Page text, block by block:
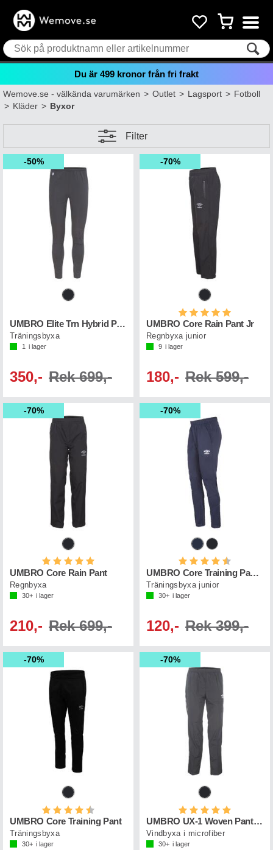
Du är 499 kronor från fri frakt
Wemove.se - välkända varumärken>Outlet>Lagsport>Fotboll
>Kläder>Byxor
Filter
50%
UMBRO Elite Trn Hybrid Pant
Träningsbyxa
1 i lager
350,- Rek 699,-
70%
Betyg:
UMBRO Core Rain Pant Jr
Regnbyxa junior
9 i lager
180,- Rek 599,-
70%
Betyg:
UMBRO Core Rain Pant
Regnbyxa
30+ i lager
210,- Rek 699,-
70%
Betyg:
UMBRO Core Training Pant Jr
Träningsbyxa junior
30+ i lager
120,- Rek 399,-
70%
Betyg:
UMBRO Core Training Pant
Träningsbyxa
30+ i lager
70%
Betyg:
UMBRO UX-1 Woven Pant Jr
Vindbyxa i microfiber
30+ i lager